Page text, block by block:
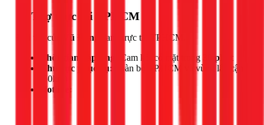
📍 Thợ trực tại TPHCM
Đội thợ của Vũ Đăng
đang trực tại TPHCM.
Thời gian đáp ứng:
Cam kết có mặt trong
30 phút
Khu vực phục vụ:
Toàn bộ TP.HCM và vùng lân cận
(50km)
Hotline: